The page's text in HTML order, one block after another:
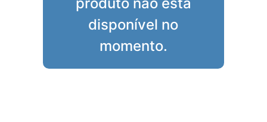
disponível no
momento.